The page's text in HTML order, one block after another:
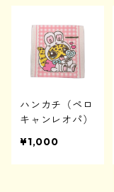
ハンカチ（ペロ
キャンレオパ）
¥1,000